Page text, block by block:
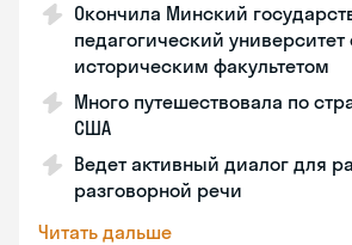
Окончила Минский
педагогический университет
историческим факультетом
Много путешествовала по
США
Ведет активный диалог для
разговорной речи
Читать дальше